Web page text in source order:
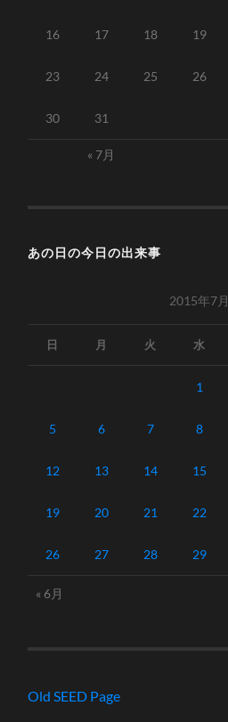
16 17 18 19
23 24 25 26
30 31
« 7月
あの日の今日の出来事
2015年7月
日 月 火 水
1
5 6 7 8
12 13 14 15
19 20 21 22
26 27 28 29
« 6月
Old SEED Page